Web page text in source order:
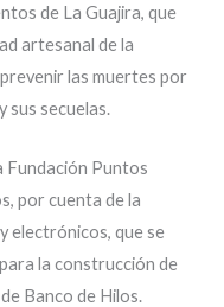
de La Guajira, que
artesanal de la
las muertes por
sus secuelas.
Fundación Puntos
por cuenta de la
electrónicos, que se
la construcción de
Banco de Hilos.